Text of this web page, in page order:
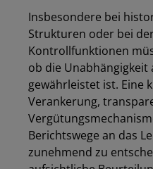
Insbesondere bei
Strukturen oder bei
Kontrollfunktionen
ob die Unabhängigkeit
gewährleistet ist. Eine
Verankerung,
Berichtswege an das
zunehmend zu